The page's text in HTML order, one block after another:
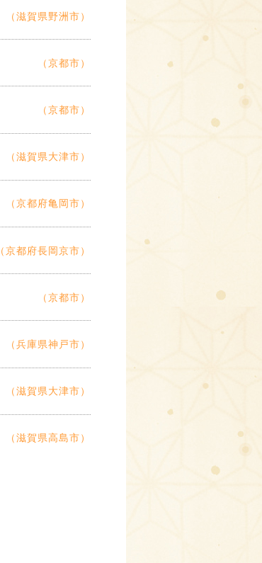
（滋賀県野洲市）
（京都市）
（京都市）
（滋賀県大津市）
（京都府亀岡市）
（京都府長岡京市）
（京都市）
（兵庫県神戸市）
（滋賀県大津市）
（滋賀県高島市）